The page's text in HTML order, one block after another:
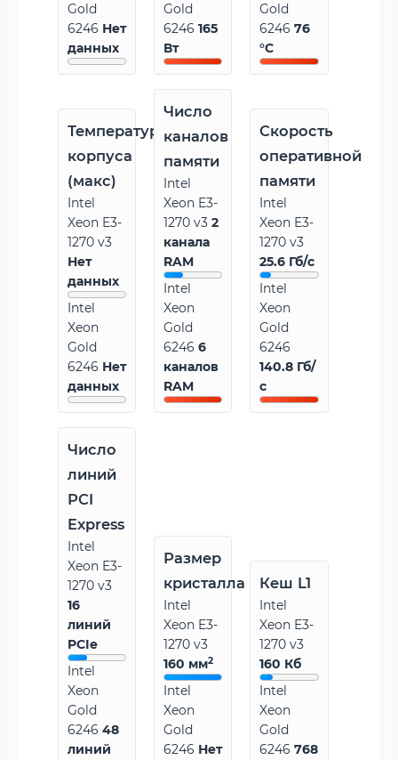
Gold
6246 Нет
данных
Gold
6246165
Вт
Gold
624676
°C
Температура
корпуса
(макс)
Intel
Xeon E3-
1270 v3
Нет
данных
Intel
Xeon
Gold
6246 Нет
данных
Число
каналов
памяти
Intel
Xeon E3-
1270 v32
канала
RAM
Intel
Xeon
Gold
62466
каналов
RAM
Скорость
оперативной
памяти
Intel
Xeon E3-
1270 v3
25.6 Гб/с
Intel
Xeon
Gold
6246
140.8 Гб/
с
Число
линий
PCI
Express
Intel
Xeon E3-
1270 v3
16
линий
PCIe
Intel
Xeon
Gold
6246 48
линий
Размер
кристалла
Intel
Xeon E3-
1270 v3
160 мм2
Intel
Xeon
Gold
6246 Нет
Кеш L1
Intel
Xeon E3-
1270 v3
160 Кб
Intel
Xeon
Gold
6246768